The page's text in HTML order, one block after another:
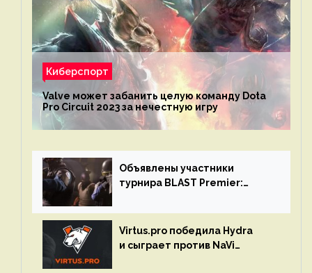
Киберспорт
Valve может забанить целую команду Dota
Pro Circuit 2023 за нечестную игру
Объявлены участники
турнира BLAST Premier:
Virtus.pro победила Hydra
и сыграет против NaVi